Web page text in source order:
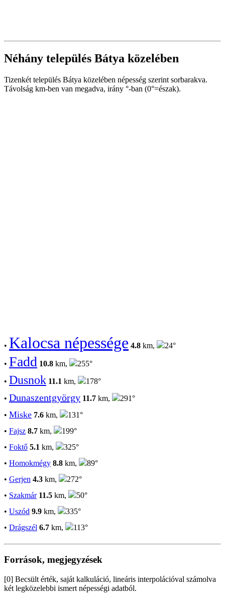
Néhány település Bátya közelében
Tizenkét település Bátya közelében népesség szerint sorbarakva.
Távolság km-ben van megadva, irány °-ban (0°=észak).
• Kalocsa népessége 4.8 km, 24°
• Fadd 10.8 km, 255°
• Dusnok 11.1 km,
178°
• Dunaszentgyörgy 11.7 km,
291°
• Miske 7.6 km,
131°
• Fajsz 8.7 km,
199°
• Foktő 5.1 km,
325°
• Homokmégy 8.8 km,
89°
• Gerjen 4.3 km,
272°
• Szakmár 11.5 km,
50°
• Uszód 9.9 km,
335°
• Drágszél 6.7 km, 113°
Források, megjegyzések
[0] Becsült érték, saját kalkuláció, lineáris interpolációval számolva
két legközelebbi ismert népességi adatból.